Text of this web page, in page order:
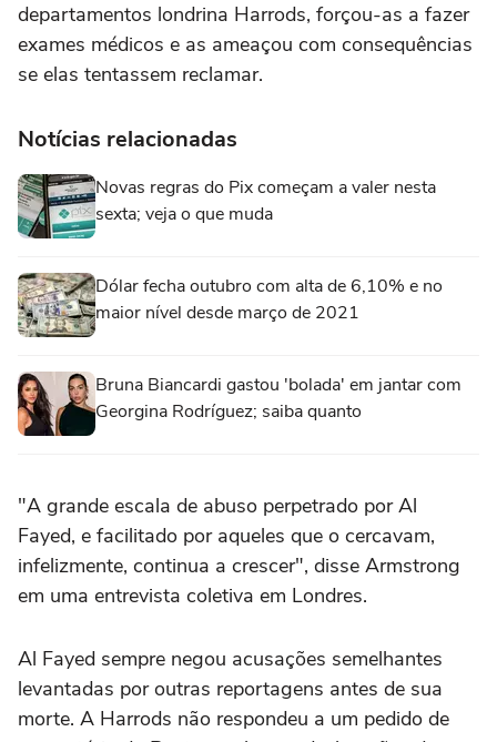
departamentos londrina Harrods, forçou-as a fazer
exames médicos e as ameaçou com consequências
se elas tentassem reclamar.
Notícias relacionadas
Novas regras do Pix começam a valer nesta
sexta; veja o que muda
Dólar fecha outubro com alta de 6,10% e no
maior nível desde março de 2021
Bruna Biancardi gastou 'bolada' em jantar com
Georgina Rodríguez; saiba quanto
"A grande escala de abuso perpetrado por Al
Fayed, e facilitado por aqueles que o cercavam,
infelizmente, continua a crescer", disse Armstrong
em uma entrevista coletiva em Londres.
Al Fayed sempre negou acusações semelhantes
levantadas por outras reportagens antes de sua
morte. A Harrods não respondeu a um pedido de